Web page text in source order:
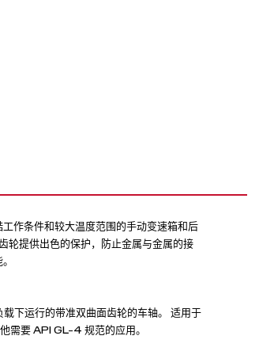
条件和较大温度范围的手动变速箱和后
轮提供出色的保护，防止金属与金属的接
下运行的带准双曲面齿轮的车轴。 适用于
需要 API GL-4 规范的应用。